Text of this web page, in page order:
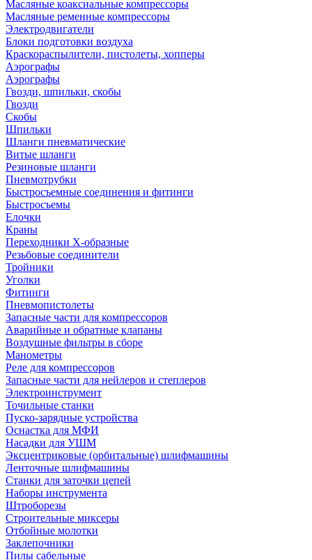
Масляные коаксиальные компрессоры
Масляные ременные компрессоры
Электродвигатели
Блоки подготовки воздуха
Краскораспылители, пистолеты, хопперы
Аэрографы
Аэрографы
Гвозди, шпильки, скобы
Гвозди
Скобы
Шпильки
Шланги пневматические
Витые шланги
Резиновые шланги
Пневмотрубки
Быстросъемные соединения и фитинги
Быстросъемы
Елочки
Краны
Переходники Х-образные
Резьбовые соединители
Тройники
Уголки
Фитинги
Пневмопистолеты
Запасные части для компрессоров
Аварийные и обратные клапаны
Воздушные фильтры в сборе
Манометры
Реле для компрессоров
Запасные части для нейлеров и степлеров
Электроинструмент
Точильные станки
Пуско-зарядные устройства
Оснастка для МФИ
Насадки для УШМ
Эксцентриковые (орбитальные) шлифмашины
Ленточные шлифмашины
Станки для заточки цепей
Наборы инструмента
Штроборезы
Строительные миксеры
Отбойные молотки
Заклепочники
Пилы сабельные